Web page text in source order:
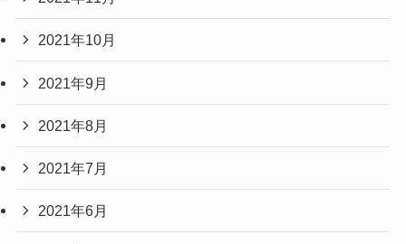
2021年10月
2021年9月
2021年8月
2021年7月
2021年6月